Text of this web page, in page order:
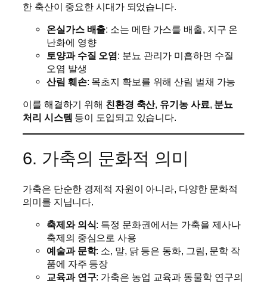
한 축산이 중요한 시대가 되었습니다.
온실가스 배출: 소는 메탄 가스를 배출, 지구 온
난화에 영향
토양과 수질 오염: 분뇨 관리가 미흡하면 수질
오염 발생
산림 훼손: 목초지 확보를 위해 산림 벌채 가능
이를 해결하기 위해 친환경 축산, 유기농 사료, 분뇨
처리 시스템 등이 도입되고 있습니다.
6. 가축의 문화적 의미
가축은 단순한 경제적 자원이 아니라, 다양한 문화적
의미를 지닙니다.
축제와 의식: 특정 문화권에서는 가축을 제사나
축제의 중심으로 사용
예술과 문학: 소, 말, 닭 등은 동화, 그림, 문학 작
품에 자주 등장
교육과 연구: 가축은 농업 교육과 동물학 연구의